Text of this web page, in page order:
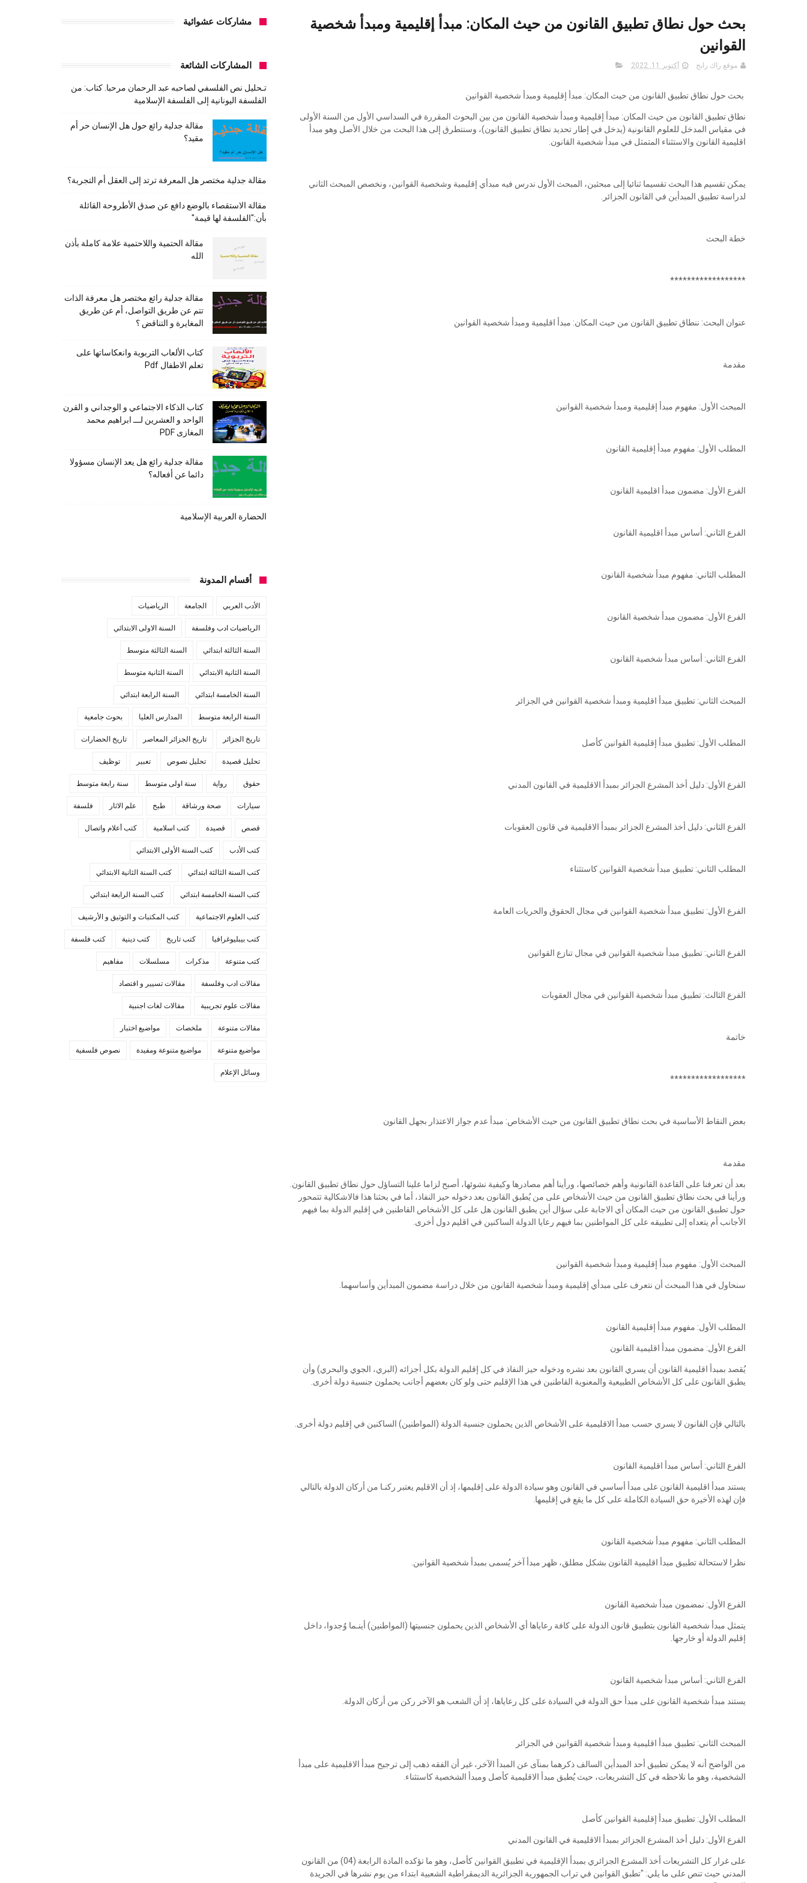
بحث حول نطاق تطبيق القانون من حيث المكان: مبدأ إقليمية ومبدأ شخصية
القوانين
موقع راك رابح أكتوبر 11, 2022
بحث حول نطاق تطبيق القانون من حيث المكان: مبدأ إقليمية ومبدأ شخصية القوانين
نطاق تطبيق القانون من حيث المكان: مبدأ إقليمية ومبدأ شخصية القانون من بين البحوث المقررة في السداسي الأول من السنة الأولى
في مقياس المدخل للعلوم القانونية (يدخل في إطار تحديد نطاق تطبيق القانون)، وسنتطرق إلى هذا البحث من خلال الأصل وهو مبدأ
اقليمية القانون والاستثناء المتمثل في مبدأ شخصية القانون.
يمكن تقسيم هذا البحث تقسيما ثنائيا إلى مبحثين، المبحث الأول ندرس فيه مبدأي إقليمية وشخصية القوانين، ونخصص المبحث الثاني
لدراسة تطبيق المبدأين في القانون الجزائر.
خطة البحث
******************
عنوان البحث: ننطاق تطبيق القانون من حيث المكان: مبدأ اقليمية ومبدأ شخصية القوانين
مقدمة
المبحث الأول: مفهوم مبدأ إقليمية ومبدأ شخصية القوانين
المطلب الأول: مفهوم مبدأ إقليمية القانون
الفرع الأول: مضمون مبدأ اقليمية القانون
الفرع الثاني: أساس مبدأ اقليمية القانون
المطلب الثاني: مفهوم مبدأ شخصية القانون
الفرع الأول: مضمون مبدأ شخصية القانون
الفرع الثاني: أساس مبدأ شخصية القانون
المبحث الثاني: تطبيق مبدأ اقليمية ومبدأ شخصية القوانين في الجزائر
المطلب الأول: تطبيق مبدأ إقليمية القوانين كأصل
الفرع الأول: دليل أخذ المشرع الجزائر بمبدأ الاقليمية في القانون المدني
الفرع الثاني: دليل أخذ المشرع الجزائر بمبدأ الاقليمية في قانون العقوبات
المطلب الثاني: تطبيق مبدأ شخصية القوانين كاستثناء
الفرع الأول: تطبيق مبدأ شخصية القوانين في مجال الحقوق والحريات العامة
الفرع الثاني: تطبيق مبدأ شخصية القوانين في مجال تنازع القوانين
الفرع الثالث: تطبيق مبدأ شخصية القوانين في مجال العقوبات
خاتمة
******************
بعض النقاط الأساسية في بحث نطاق تطبيق القانون من حيث الأشخاص: مبدأ عدم جواز الاعتذار بجهل القانون
مقدمة
بعد أن تعرفنا على القاعدة القانونية وأهم خصائصها، ورأينا أهم مصادرها وكيفية نشوئها، أصبح لزاما علينا التساؤل حول نطاق تطبيق القانون.
ورأينا في بحث نطاق تطبيق القانون من حيث الأشخاص على من يُطبق القانون بعد دخوله حيز النفاذ، أما في بحثنا هذا فالاشكالية تتمحور
حول تطبيق القانون من حيث المكان أي الاجابة على سؤال أين يطبق القانون هل على كل الأشخاص القاطنين في إقليم الدولة بما فيهم
الأجانب أم يتعداه إلى تطبيقه على كل المواطنين بما فيهم رعايا الدولة الساكنين في اقليم دول أخرى.
المبحث الأول: مفهوم مبدأ إقليمية ومبدأ شخصية القوانين
سنحاول في هذا المبحث أن نتعرف على مبدأي إقليمية ومبدأ شخصية القانون من خلال دراسة مضمون المبدأين وأساسهما.
المطلب الأول: مفهوم مبدأ إقليمية القانون
الفرع الأول: مضمون مبدأ اقليمية القانون
يُقصد بمبدأ اقليمية القانون أن يسري القانون بعد نشره ودخوله حيز النفاذ في كل إقليم الدولة بكل أجزائه (البري، الجوي والبحري) وأن
يطبق القانون على كل الأشخاص الطبيعية والمعنوية القاطنين في هذا الإقليم حتى ولو كان بعضهم أجانب يحملون جنسية دولة أخرى.
بالتالي فإن القانون لا يسري حسب مبدأ الاقليمية على الأشخاص الذين يحملون جنسية الدولة (المواطنين) الساكنين في إقليم دولة أخرى.
الفرع الثاني: أساس مبدأ اقليمية القانون
يستند مبدأ اقليمية القانون على مبدأ أساسي في القانون وهو سيادة الدولة على إقليمها، إذ أن الاقليم يعتبر ركنـا من أركان الدولة بالتالي
فإن لهذه الأخيرة حق السيادة الكاملة على كل ما يقع في إقليمها.
المطلب الثاني: مفهوم مبدأ شخصية القانون
نظرا لاستحالة تطبيق مبدأ اقليمية القانون بشكل مطلق، ظهر مبدأ آخر يُسمى بمبدأ شخصية القوانين.
الفرع الأول: نمضمون مبدأ شخصية القانون
يتمثل مبدأ شخصية القانون بتطبيق قانون الدولة على كافة رعاياها أي الأشخاص الذين يحملون جنسيتها (المواطنين) أينـما وُجدوا، داخل
إقليم الدولة أو خارجها.
الفرع الثاني: أساس مبدأ شخصية القانون
يستند مبدأ شخصية القانون على مبدأ حق الدولة في السيادة على كل رعاياها، إذ أن الشعب هو الآخر ركن من أركان الدولة.
المبحث الثاني: تطبيق مبدأ اقليمية ومبدأ شخصية القوانين في الجزائر
من الواضح أنه لا يمكن تطبيق أحد المبدأين السالف ذكرهما بمنآى عن المبدأ الآخر، غير أن الفقه ذهب إلى ترجيح مبدأ الاقليمية على مبدأ
الشخصية، وهو ما نلاحظه في كل التشريعات، حيث يُطبق مبدأ الاقليمية كأصل ومبدأ الشخصية كاستثناء.
المطلب الأول: تطبيق مبدأ إقليمية القوانين كأصل
الفرع الأول: دليل أخذ المشرع الجزائر بمبدأ الاقليمية في القانون المدني
على غرار كل التشريعات أخذ المشرع الجزائري بمبدأ الإقليمية في تطبيق القوانين كأصل، وهو ما تؤكده المادة الرابعة (04) من القانون
المدني حيث تنص على ما يلي: "تطبق القوانين في تراب الجمهورية الجزائرية الديمقراطية الشعبية ابتداء من يوم نشرها في الجريدة
مشاركات عشوائية
المشاركات الشائعة
تـحليل نص الفلسفي لصاحبه عبد الرحمان مرحبا. كتاب: من
الفلسفة اليونانية إلى الفلسفة الإسلامية
مقالة جدلية رائع حول هل الإنسان حر أم
مقيد؟
مقالة جدلية مختصر هل المعرفة ترتد إلى العقل أم التجربة؟
مقالة الاستقصاء بالوضع دافع عن صدق الأطروحة القائلة
بأن:"الفلسفة لها قيمة"
مقالة الحتمية واللاحتمية علامة كاملة بأذن
الله
مقالة جدلية رائع مختصر هل معرفة الذات
تتم عن طريق التواصل، أم عن طريق
المغايرة و التناقض ؟
كتاب الألعاب التربوية وانعكاساتها على
تعلم الاطفال Pdf
كتاب الذكاء الاجتماعي و الوجداني و القرن
الواحد و العشرين لـــ ابراهيم محمد
المغازى PDF
مقالة جدلية رائع هل يعد الإنسان مسؤولا
دائما عن أفعاله؟
الحضارة العربية الإسلامية
أقسام المدونة
الأدب العربي الجامعة الرياضيات
الرياضيات ادب وفلسفة السنة الاولى الابتدائي
السنة الثالثة ابتدائي السنة الثالثة متوسط
السنة الثانية الابتدائي السنة الثانية متوسط
السنة الخامسة ابتدائي السنة الرابعة ابتدائي
السنة الرابعة متوسط المدارس العليا بحوث جامعية
تاريخ الجزائر تاريخ الجزائر المعاصر تاريخ الحضارات
تحليل قصيدة تحليل نصوص تعبير توظيف
حقوق رواية سنة اولى متوسط سنة رابعة متوسط
سيارات صحة ورشاقة طبخ علم الاثار فلسفة
قصص قصيدة كتب اسلامية كتب أعلام واتصال
كتب الأدب كتب السنة الأولى الابتدائي
كتب السنة الثالثة ابتدائي كتب السنة الثانية الابتدائي
كتب السنة الخامسة ابتدائي كتب السنة الرابعة ابتدائي
كتب العلوم الاجتماعية كتب المكتبات و التوثيق و الأرشيف
كتب بيبليوغرافيا كتب تاريخ كتب دينية كتب فلسفة
كتب متنوعة مذكرات مسلسلات مفاهيم
مقالات ادب وفلسفة مقالات تسيير و اقتصاد
مقالات علوم تجريبية مقالات لغات اجنبية
مقالات متنوعة ملخصات مواضيع اختبار
مواضيع متنوعة مواضيع متنوعة ومفيدة نصوص فلسفية
وسائل الإعلام